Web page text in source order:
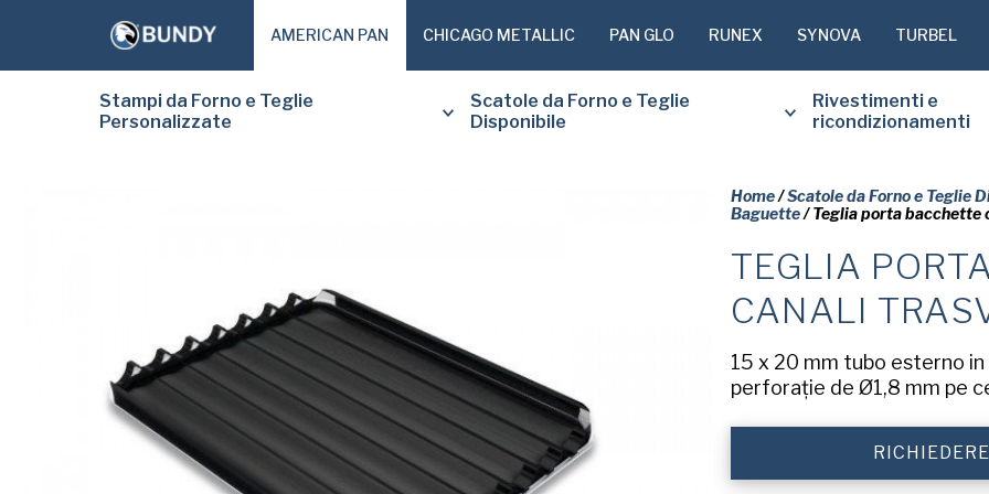
AMERICAN PAN CHICAGO METALLIC PAN GLO RUNEX SYNOVA TURBEL
Stampi da Forno e Teglie
Personalizzate
Scatole da Forno e Teglie
Disponibile
Rivestimenti e
ricondizionamenti
Home/Scatole da Forno e Teglie
Baguette/ Teglia porta bacchette
TEGLIA
CANALI
15 x 20 mm tubo esterno
perforație de Ø1,8 mm pe
SI PREGA
COPIA
RICHIESTO.
Nome
(Obbligatorio)